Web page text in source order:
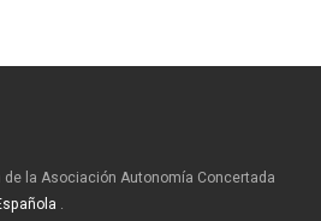
de la Asociación Autonomía Concertada
.